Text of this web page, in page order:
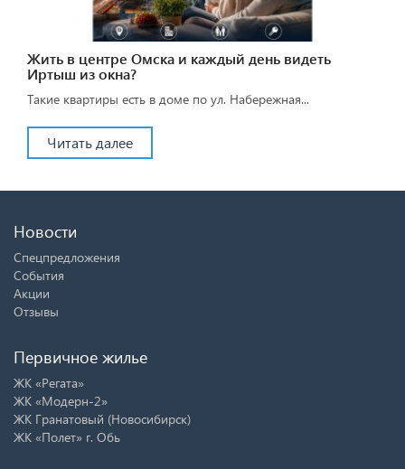
Жить в центре Омска и каждый день видеть
Иртыш из окна?
Такие квартиры есть в доме по ул. Набережная...
Читать далее
Новости
Спецпредложения
События
Акции
Отзывы
Первичное жилье
ЖК «Регата»
ЖК «Модерн-2»
ЖК Гранатовый (Новосибирск)
ЖК «Полет» г. Обь